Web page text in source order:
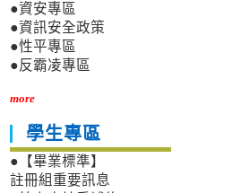
●資安專區
●資訊安全政策
●性平專區
●反霸凌專區
more
學生專區
●【畢業標準】
註冊組重要訊息